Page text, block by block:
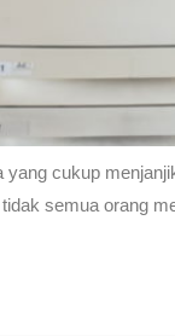
cukup
semua orang